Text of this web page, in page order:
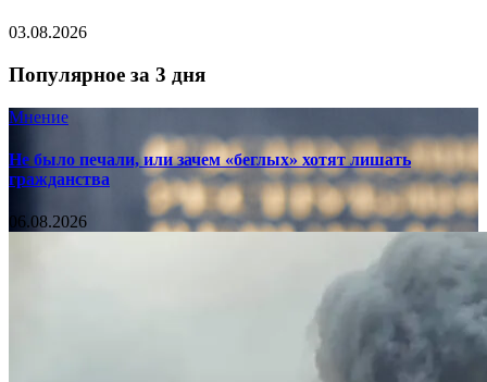
03.08.2026
Популярное за 3 дня
Мнение
Не было печали, или зачем «беглых» хотят лишать
гражданства
06.08.2026